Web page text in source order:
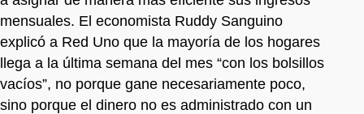
mensuales. El economista Ruddy Sanguino
explicó a Red Uno que la mayoría de los hogares
llega a la última semana del mes “con los bolsillos
vacíos”, no porque gane necesariamente poco,
sino porque el dinero no es administrado con un